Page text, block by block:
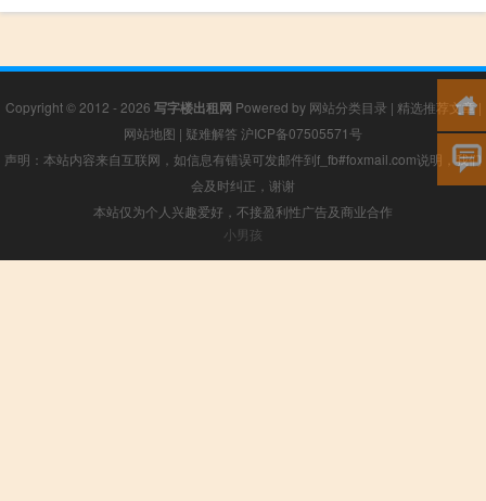
Copyright © 2012 - 2026 写字楼出租网 Powered by 网站分类目录 | 精选推荐文章|
网站地图 | 疑难解答 沪ICP备07505571号
声明：本站内容来自互联网，如信息有错误可发邮件到f_fb#foxmail.com说明，我们
会及时纠正，谢谢
本站仅为个人兴趣爱好，不接盈利性广告及商业合作
小男孩